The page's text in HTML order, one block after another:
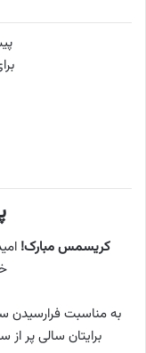
کریسمس مبارک!
به مناسبت فرارسیدن
برایتان سالی پر